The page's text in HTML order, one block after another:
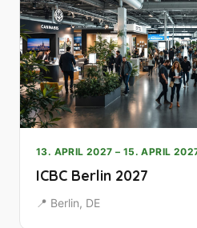
13. APRIL 2027 – 15. APRIL
ICBC Berlin 2027
📍 Berlin, DE